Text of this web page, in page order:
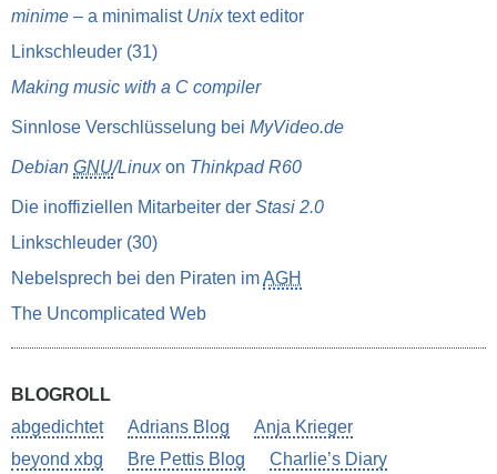
minime – a minimalist Unixtext editor
Linkschleuder (31)
Making music with a C compiler
Sinnlose Verschlüsselung bei MyVideo.de
Debian GNU/Linuxon Thinkpad R60
Die inoffiziellen Mitarbeiter der Stasi 2.0
Linkschleuder (30)
Nebelsprech bei den Piraten imAGH
The Uncomplicated Web
BLOGROLL
abgedichtet
Adrians Blog
Anja Krieger
beyond xbg
Bre Pettis Blog
Charlie’s Diary